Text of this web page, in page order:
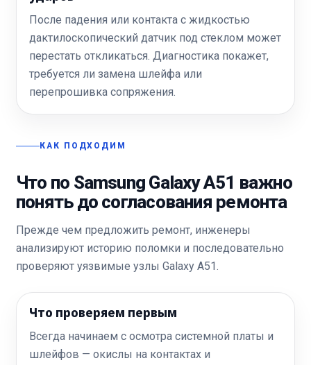
После падения или контакта с жидкостью
дактилоскопический датчик под стеклом может
перестать откликаться. Диагностика покажет,
требуется ли замена шлейфа или
перепрошивка сопряжения.
КАК ПОДХОДИМ
Что по Samsung Galaxy A51 важно
понять до согласования ремонта
Прежде чем предложить ремонт, инженеры
анализируют историю поломки и последовательно
проверяют уязвимые узлы Galaxy A51.
Что проверяем первым
Всегда начинаем с осмотра системной платы и
шлейфов — окислы на контактах и